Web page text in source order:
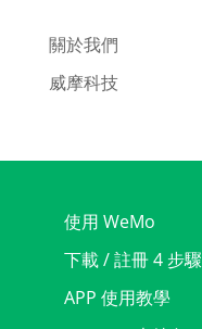
關於我們
威摩科技
使用 WeMo
下載 / 註冊 4 步驟
APP 使用教學